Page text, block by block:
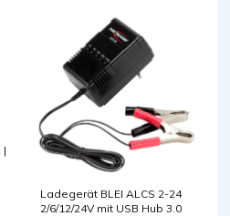
|
Ladegerät BLEI ALCS 2-24
2/6/12/24V mit USB Hub 3.0